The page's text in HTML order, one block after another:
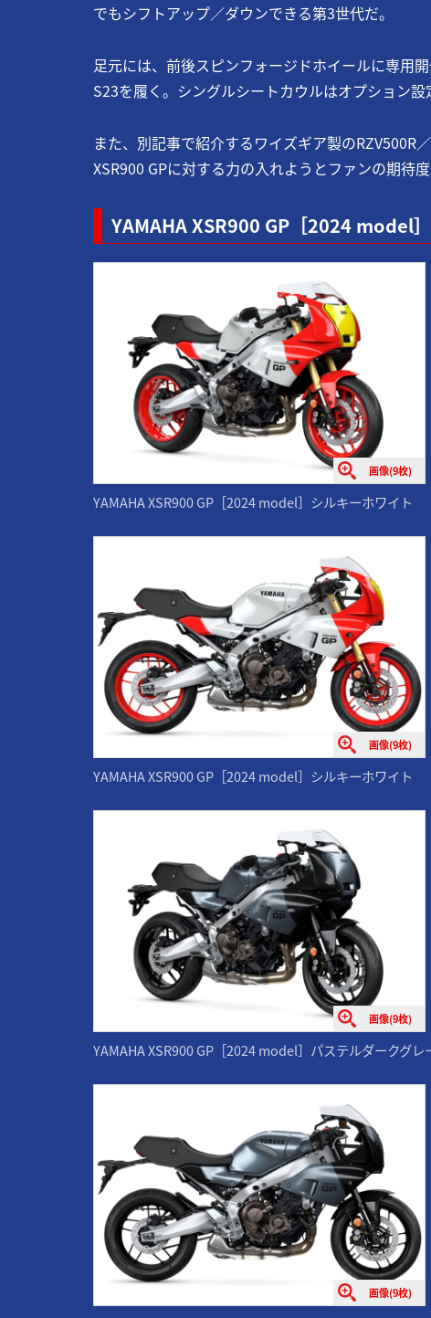
でもシフトアップ／ダウンできる第3世代だ。
足元には、前後スピンフォージドホイールに専用
S23を履く。シングルシートカウルはオプション設
また、別記事で紹介するワイズギア製のRZV500R
XSR900 GPに対する力の入れようとファンの期待
YAMAHA XSR900 GP［2024 model］
画像(9枚)
YAMAHA XSR900 GP［2024 model］シルキーホワイト
画像(9枚)
YAMAHA XSR900 GP［2024 model］シルキーホワイト
画像(9枚)
YAMAHA XSR900 GP［2024 model］パステルダークグレ
画像(9枚)